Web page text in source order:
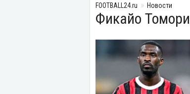
FOOTBALL24.ru Новости
Фикайо